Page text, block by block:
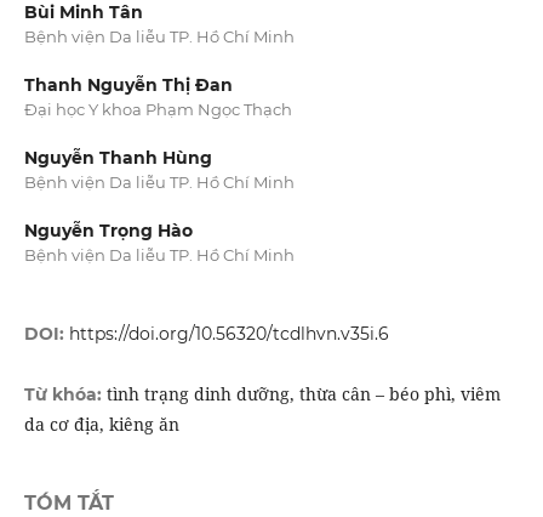
Bùi Minh Tân
Bệnh viện Da liễu TP. Hồ Chí Minh
Thanh Nguyễn Thị Đan
Đại học Y khoa Phạm Ngọc Thạch
Nguyễn Thanh Hùng
Bệnh viện Da liễu TP. Hồ Chí Minh
Nguyễn Trọng Hào
Bệnh viện Da liễu TP. Hồ Chí Minh
DOI: https://doi.org/10.56320/tcdlhvn.v35i.6
Từ khóa: tình trạng dinh dưỡng, thừa cân – béo phì, viêm
da cơ địa, kiêng ăn
TÓM TẮT